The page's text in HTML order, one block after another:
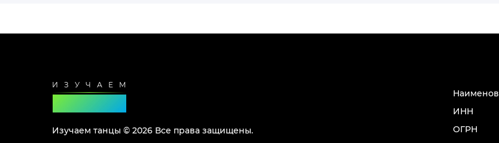
Футер
сайта
Изучаем танцы © 2026 Все права защищены.
ИНН
ОГРН